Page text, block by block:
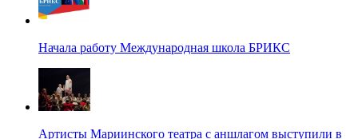
Начала работу Международная школа БРИКС
Артисты Мариинского театра с аншлагом выступили в